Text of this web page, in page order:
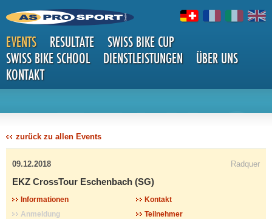
EVENTS RESULTATE
SWISS BIKE CUP
SWISS BIKE SCHOOL
DIENSTLEISTUNGEN
ÜBER UNS
KONTAKT
DETAILS
zurück zu allen Events
09.12.2018 Radquer
EKZ CrossTour Eschenbach (SG)
Informationen
Kontakt
Anmeldung
Teilnehmer